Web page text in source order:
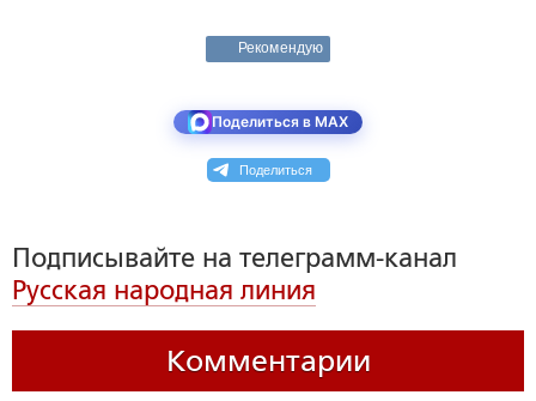
Рекомендую
Поделиться в MAX
Поделиться
Подписывайте на телеграмм-канал
Русская народная линия
Комментарии